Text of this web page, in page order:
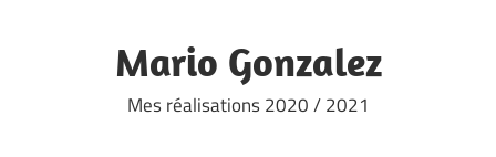
Mario Gonzalez
Mes réalisations 2020 / 2021